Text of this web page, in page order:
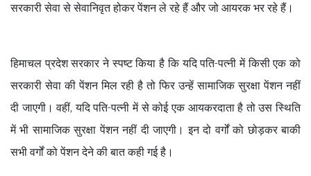
सरकारी सेवा से सेवानिवृत होकर पेंशन ले रहे हैं और जो आयरक भर रहे हैं।
हिमाचल प्रदेश सरकार ने स्पष्ट किया है कि यदि पति-पत्नी में किसी एक को
सरकारी सेवा की पेंशन मिल रही है तो फिर उन्हें सामाजिक सुरक्षा पेंशन नहीं
दी जाएगी। वहीं, यदि पति-पत्नी में से कोई एक आयकरदाता है तो उस स्थिति
में भी सामाजिक सुरक्षा पेंशन नहीं दी जाएगी। इन दो वर्गों को छोड़कर बाकी
सभी वर्गों को पेंशन देने की बात कही गई है।